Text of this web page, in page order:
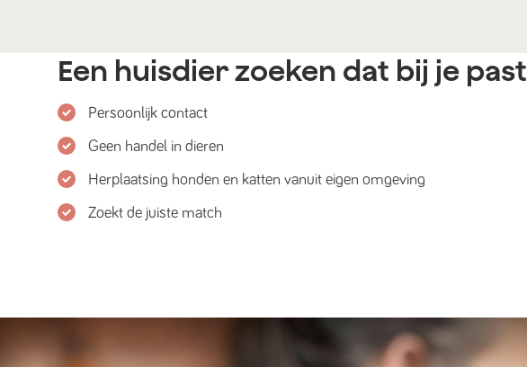
Een huisdier zoeken dat bij je past
Persoonlijk contact
Geen handel in dieren
Herplaatsing honden en katten vanuit eigen omgeving
Zoekt de juiste match